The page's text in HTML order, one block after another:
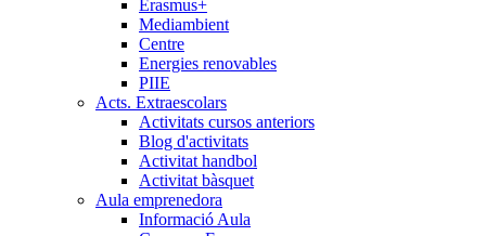
Erasmus+
Mediambient
Centre
Energies renovables
PIIE
Acts. Extraescolars
Activitats cursos anteriors
Blog d'activitats
Activitat handbol
Activitat bàsquet
Aula emprenedora
Informació Aula